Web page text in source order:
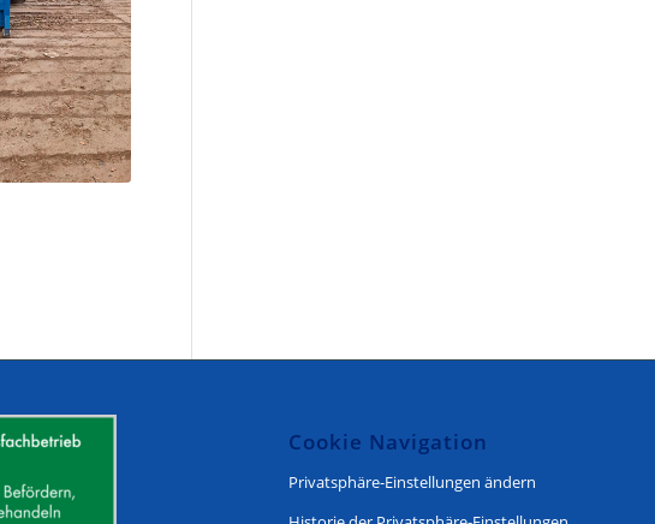
Cookie Navigation
Privatsphäre-Einstellungen ändern